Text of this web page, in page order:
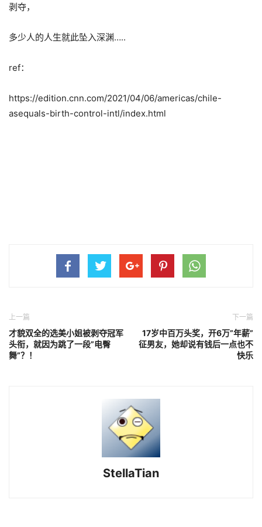
剥夺，
多少人的人生就此坠入深渊…..
ref：
https://edition.cnn.com/2021/04/06/americas/chile-
asequals-birth-control-intl/index.html
上一篇
才貌双全的选美小姐被剥夺冠军
头衔，就因为跳了一段”电臀
舞”？！
下一篇
17岁中百万头奖，开6万”年薪”
征男友，她却说有钱后一点也不
快乐
StellaTian